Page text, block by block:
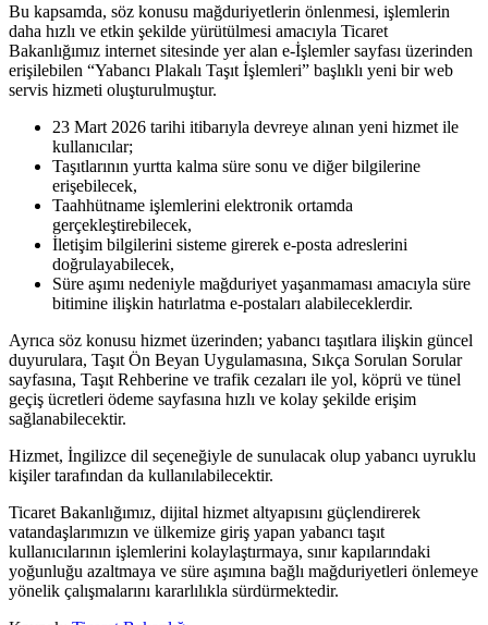
Bu kapsamda, söz konusu mağduriyetlerin önlenmesi, işlemlerin
daha hızlı ve etkin şekilde yürütülmesi amacıyla Ticaret
Bakanlığımız internet sitesinde yer alan e-İşlemler sayfası üzerinden
erişilebilen “Yabancı Plakalı Taşıt İşlemleri” başlıklı yeni bir web
servis hizmeti oluşturulmuştur.
23 Mart 2026 tarihi itibarıyla devreye alınan yeni hizmet ile
kullanıcılar;
Taşıtlarının yurtta kalma süre sonu ve diğer bilgilerine
erişebilecek,
Taahhütname işlemlerini elektronik ortamda
gerçekleştirebilecek,
İletişim bilgilerini sisteme girerek e-posta adreslerini
doğrulayabilecek,
Süre aşımı nedeniyle mağduriyet yaşanmaması amacıyla süre
bitimine ilişkin hatırlatma e-postaları alabileceklerdir.
Ayrıca söz konusu hizmet üzerinden; yabancı taşıtlara ilişkin güncel
duyurulara, Taşıt Ön Beyan Uygulamasına, Sıkça Sorulan Sorular
sayfasına, Taşıt Rehberine ve trafik cezaları ile yol, köprü ve tünel
geçiş ücretleri ödeme sayfasına hızlı ve kolay şekilde erişim
sağlanabilecektir.
Hizmet, İngilizce dil seçeneğiyle de sunulacak olup yabancı uyruklu
kişiler tarafından da kullanılabilecektir.
Ticaret Bakanlığımız, dijital hizmet altyapısını güçlendirerek
vatandaşlarımızın ve ülkemize giriş yapan yabancı taşıt
kullanıcılarının işlemlerini kolaylaştırmaya, sınır kapılarındaki
yoğunluğu azaltmaya ve süre aşımına bağlı mağduriyetleri önlemeye
yönelik çalışmalarını kararlılıkla sürdürmektedir.